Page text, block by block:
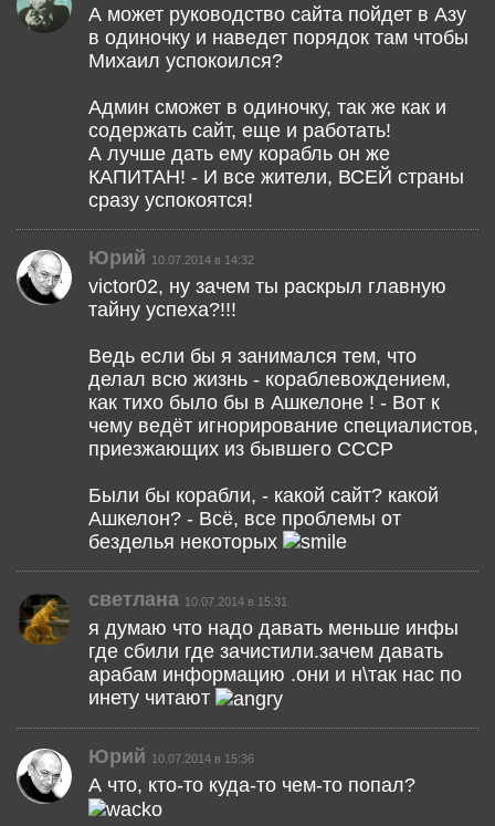
А может руководство сайта пойдет в Азу
в одиночку и наведет порядок там чтобы
Михаил успокоился?
Админ сможет в одиночку, так же как и
содержать сайт, еще и работать!
А лучше дать ему корабль он же
КАПИТАН! - И все жители, ВСЕЙ страны
сразу успокоятся!
Юрий 10.07.2014 в 14:32
victor02, ну зачем ты раскрыл главную
тайну успеха?!!!
Ведь если бы я занимался тем, что
делал всю жизнь - кораблевождением,
как тихо было бы в Ашкелоне ! - Вот к
чему ведёт игнорирование специалистов,
приезжающих из бывшего СССР
Были бы корабли, - какой сайт? какой
Ашкелон? - Всё, все проблемы от
безделья некоторых
светлана 10.07.2014 в 15:31
я думаю что надо давать меньше инфы
где сбили где зачистили.зачем давать
арабам информацию .они и н\так нас по
инету читают
Юрий 10.07.2014 в 15:36
А что, кто-то куда-то чем-то попал?